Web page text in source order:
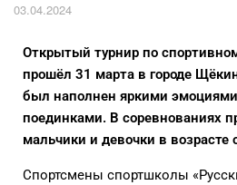
03.04.2024
Открытый турнир по
прошёл 31 марта в городе
был наполнен яркими
поединками. В соревнованиях
мальчики и девочки в возрасте
Спортсмены спортшколы